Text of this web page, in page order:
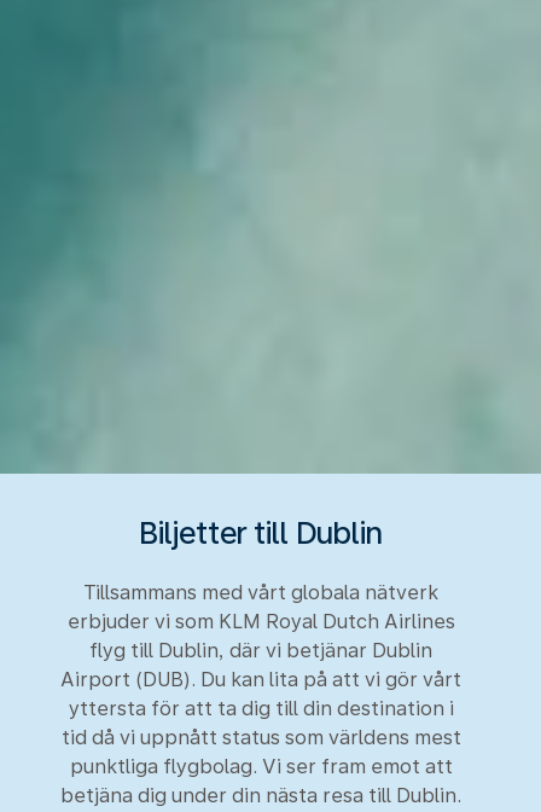
Biljetter till Dublin
Tillsammans med vårt globala nätverk
erbjuder vi som KLM Royal Dutch Airlines
flyg till Dublin, där vi betjänar Dublin
Airport (DUB). Du kan lita på att vi gör vårt
yttersta för att ta dig till din destination i
tid då vi uppnått status som världens mest
punktliga flygbolag. Vi ser fram emot att
betjäna dig under din nästa resa till Dublin.